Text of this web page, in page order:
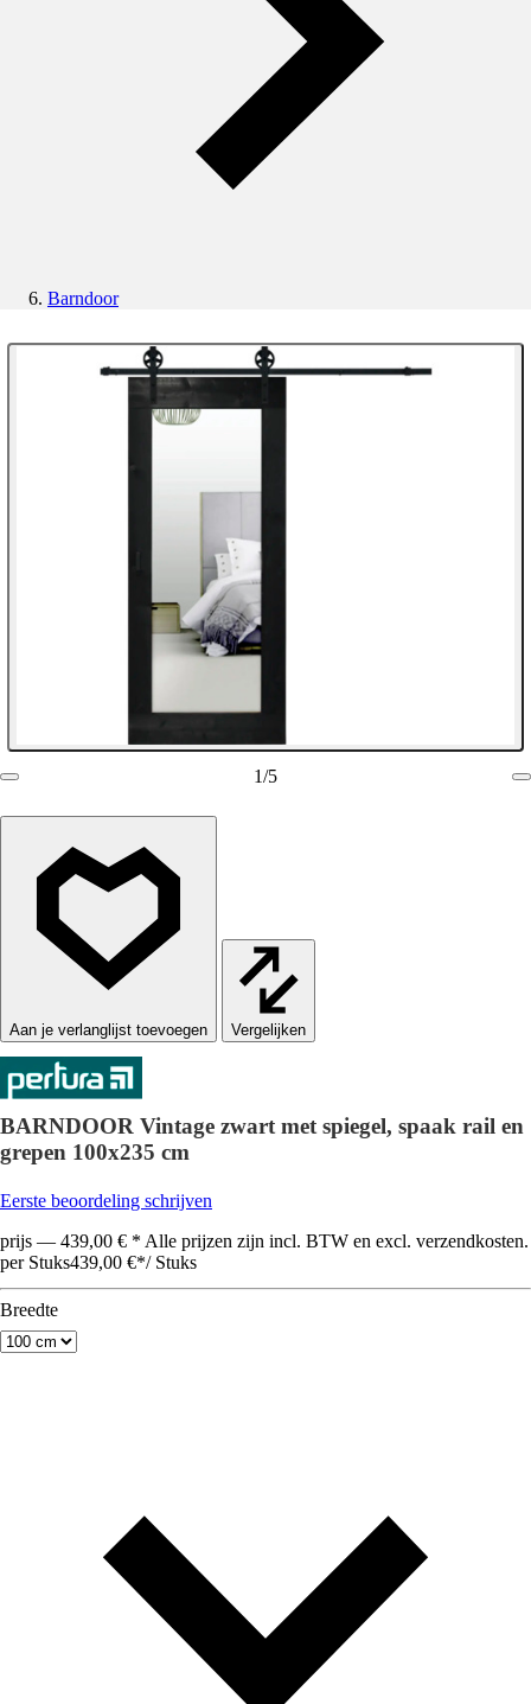
Barndoor
1/5
Vergelijken
BARNDOOR Vintage zwart met spiegel, spaak rail en
grepen 100x235 cm
Eerste beoordeling schrijven
prijs — 439,00 € * Alle prijzen zijn incl. BTW en excl. verzendkosten.
per Stuks439,00 €*/ Stuks
Breedte